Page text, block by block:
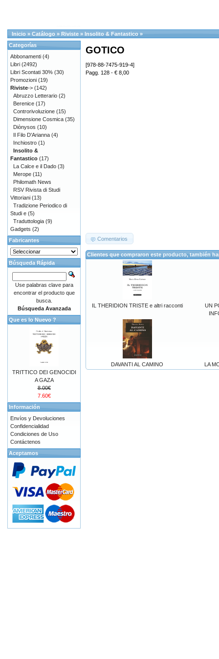
Inicio » Catálogo » Riviste » Insolito & Fantastico »
GOTICO
[978-88-7475-919-4]
Pagg. 128 - € 8,00
Comentarios
Clientes que compraron este producto, también
IL THERIDION TRISTE e altri racconti
UN
DAVANTI AL CAMINO LA
Categorías
Abbonamenti (4)
Libri (2492)
Libri Scontati 30% (30)
Promozioni (19)
Riviste-> (142)
Abruzzo Letterario (2)
Berenice (17)
Controrivoluzione (15)
Dimensione Cosmica (35)
Diònysos (10)
Il Filo D'Arianna (4)
Inchiostro (1)
Insolito &
Fantastico (17)
La Calce e il Dado (3)
Merope (11)
Philomath News
RSV Rivista di Studi
Vittoriani (13)
Tradizione Periodico di
Studi e (5)
Traduttologia (9)
Gadgets (2)
Fabricantes
Búsqueda Rápida
Use palabras clave para
encontrar el producto que
busca.
Búsqueda Avanzada
Que es lo Nuevo ?
TRITTICO DEI GENOCIDI
A GAZA
8.00€
7.60€
Información
Envíos y Devoluciones
Confidencialidad
Condiciones de Uso
Contáctenos
Aceptamos